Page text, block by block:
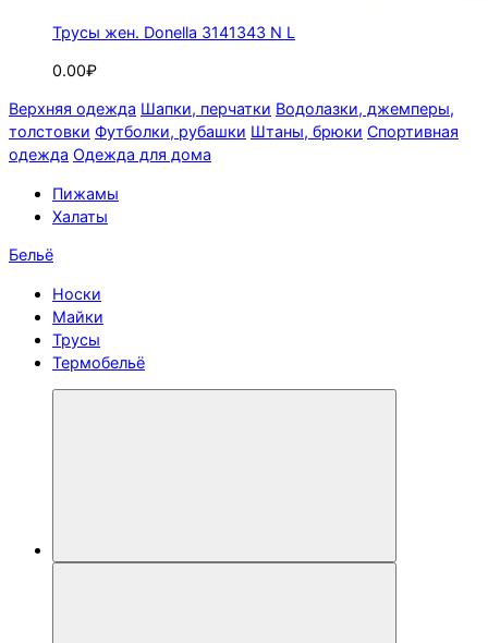
Трусы жен. Donella 3141343 N L
0.00₽
Верхняя одежда Шапки, перчатки Водолазки, джемперы,
толстовки Футболки, рубашки Штаны, брюки Спортивная
одежда Одежда для дома
Пижамы
Халаты
Бельё
Носки
Майки
Трусы
Термобельё